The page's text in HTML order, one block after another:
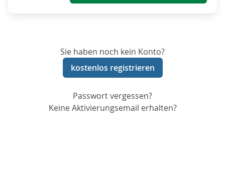
Sie haben noch kein Konto?
kostenlos registrieren
Passwort vergessen?
Keine Aktivierungsemail erhalten?